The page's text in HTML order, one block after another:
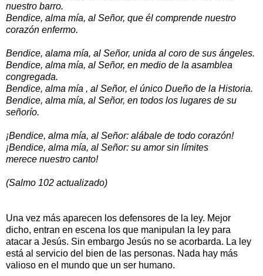
nuestro barro.
Bendice, alma mía, al Señor, que él comprende nuestro
corazón enfermo.
Bendice, alama mía, al Señor, unida al coro de sus ángeles.
Bendice, alma mía, al Señor, en medio de la asamblea
congregada.
Bendice, alma mía , al Señor, el único Dueño de la Historia.
Bendice, alma mía, al Señor, en todos los lugares de su
señorío.
¡Bendice, alma mía, al Señor: alábale de todo corazón!
¡Bendice, alma mía, al Señor: su amor sin límites
merece nuestro canto!
(Salmo 102 actualizado)
Una vez más aparecen los defensores de la ley. Mejor
dicho, entran en escena los que manipulan la ley para
atacar a Jesús. Sin embargo Jesús no se acorbarda. La ley
está al servicio del bien de las personas. Nada hay más
valioso en el mundo que un ser humano.